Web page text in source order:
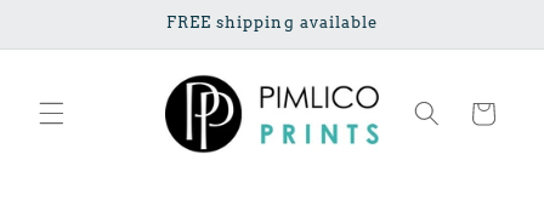
contenu
FREE shipping available
Panier